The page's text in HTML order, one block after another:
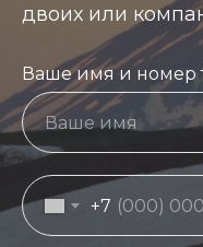
двоих или
Ваше имя и номер
+7